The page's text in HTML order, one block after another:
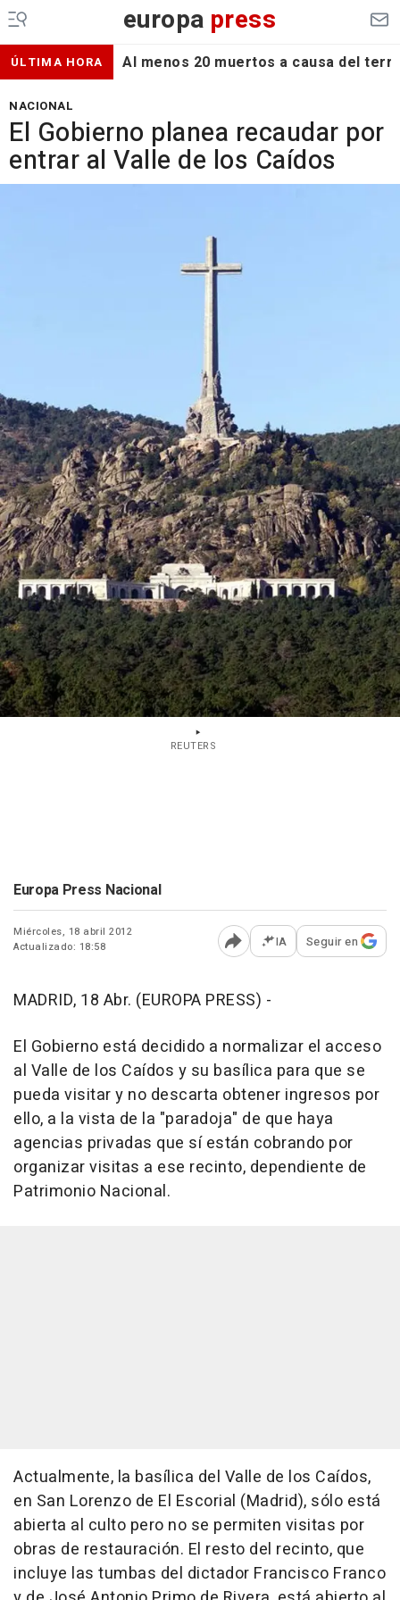
europa press
ÚLTIMA HORA Al menos 20 muertos a causa del
NACIONAL
El Gobierno planea recaudar por
entrar al Valle de los Caídos
REUTERS
Europa Press Nacional
Miércoles, 18 abril 2012
Actualizado: 18:58
Abrir opciones para
IA Seguir en
MADRID, 18 Abr. (EUROPA PRESS) -
El Gobierno está decidido a normalizar el acceso
al Valle de los Caídos y su basílica para que se
pueda visitar y no descarta obtener ingresos por
ello, a la vista de la "paradoja" de que haya
agencias privadas que sí están cobrando por
organizar visitas a ese recinto, dependiente de
Patrimonio Nacional.
Actualmente, la basílica del Valle de los Caídos,
en San Lorenzo de El Escorial (Madrid), sólo está
abierta al culto pero no se permiten visitas por
obras de restauración. El resto del recinto, que
incluye las tumbas del dictador Francisco Franco